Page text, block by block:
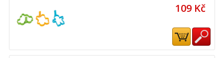
109 Kč